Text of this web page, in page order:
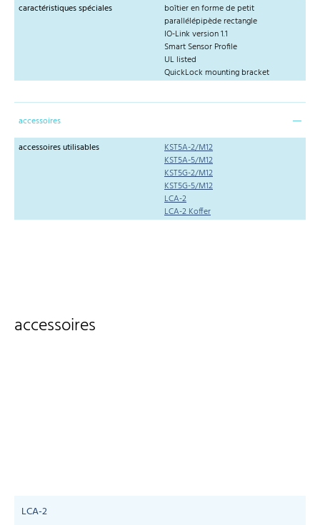
caractéristiques spéciales
boîtier en forme de petit
parallélépipède rectangle
IO-Link version 1.1
Smart Sensor Profile
UL listed
QuickLock mounting bracket
accessoires
accessoires utilisables
KST5A-2/M12
KST5A-5/M12
KST5G-2/M12
KST5G-5/M12
LCA-2
LCA-2 Koffer
accessoires
LCA-2